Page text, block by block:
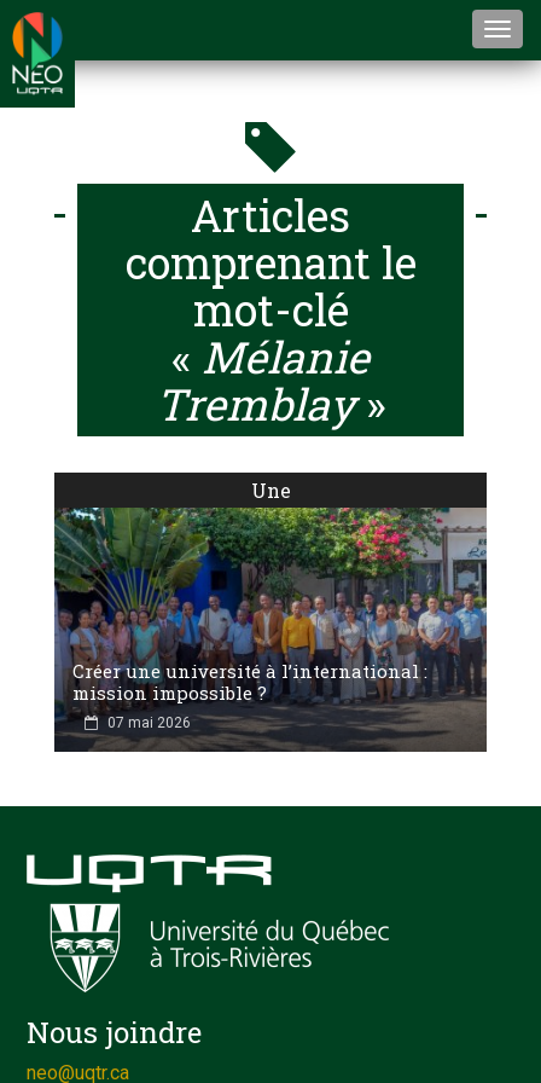
Articles
comprenant le
mot-clé
« Mélanie
Tremblay»
Une
Créer une université à l’international :
mission impossible ?
07 mai 2026
Nous joindre
neo@uqtr.ca